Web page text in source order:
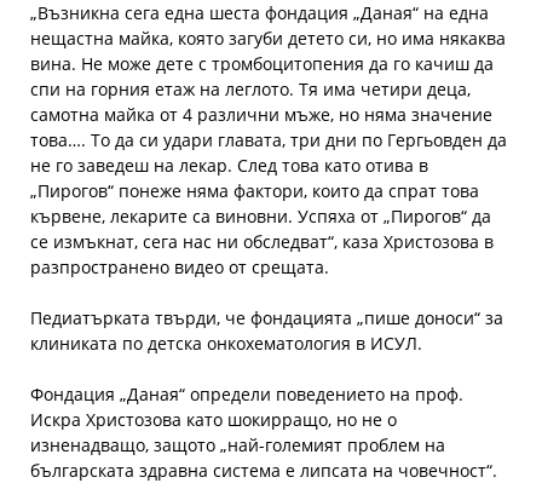
„Възникна сега една шеста фондация „Даная“ на една
нещастна майка, която загуби детето си, но има някаква
вина. Не може дете с тромбоцитопения да го качиш да
спи на горния етаж на леглото. Тя има четири деца,
самотна майка от 4 различни мъже, но няма значение
това…. То да си удари главата, три дни по Гергьовден да
не го заведеш на лекар. След това като отива в
„Пирогов“ понеже няма фактори, които да спрат това
кървене, лекарите са виновни. Успяха от „Пирогов“ да
се измъкнат, сега нас ни обследват“, каза Христозова в
разпространено видео от срещата.
Педиатърката твърди, че фондацията „пише доноси“ за
клиниката по детска онкохематология в ИСУЛ.
Фондация „Даная“ определи поведението на проф.
Искра Христозова като шокирращо, но не о
изненадващо, защото „най-големият проблем на
българската здравна система е липсата на човечност“.